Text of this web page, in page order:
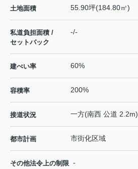
土地面積 55.90坪(184.80㎡)
私道負担面積 /
セットバック
-/-
建ぺい率 60%
容積率 200%
接道状況 一方(南西 公道 2.2m)
都市計画 市街化区域
その他法令上の制限 -